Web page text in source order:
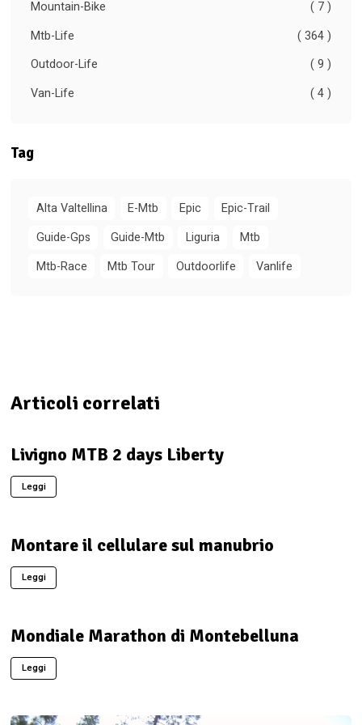
Mountain-Bike
( 7 )
Mtb-Life
( 364 )
Outdoor-Life
( 9 )
Van-Life
( 4 )
Tag
Alta Valtellina E-Mtb Epic
Epic-Trail
Guide-Gps
Guide-Mtb Liguria
Mtb
Mtb-Race
Mtb Tour Outdoorlife Vanlife
Articoli correlati
Livigno MTB 2 days Liberty
Leggi
Montare il cellulare sul manubrio
Leggi
Mondiale Marathon di Montebelluna
Leggi